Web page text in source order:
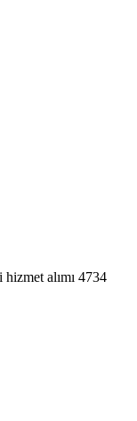
alımı 4734